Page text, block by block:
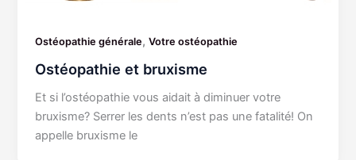
Ostéopathie générale,Votre ostéopathie
Ostéopathie et bruxisme
Et si l’ostéopathie vous aidait à diminuer votre
bruxisme? Serrer les dents n’est pas une fatalité! On
appelle bruxisme le